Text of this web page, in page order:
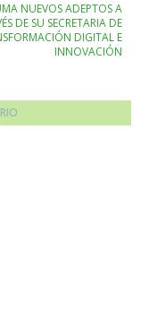
NUEVOS ADEPTOS A
DE SU SECRETARIA DE
DIGITAL E
INNOVACIÓN